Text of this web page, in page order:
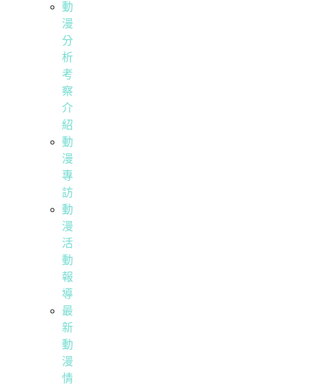
動
漫
分
析
考
察
介
紹
動
漫
專
訪
動
漫
活
動
報
導
最
新
動
漫
情